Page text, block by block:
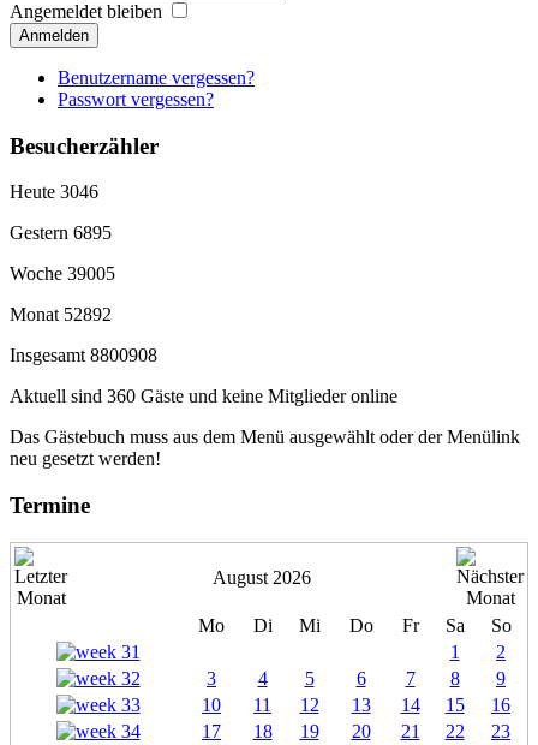
Angemeldet bleiben
Anmelden
Benutzername vergessen?
Passwort vergessen?
Besucherzähler
Heute 3046
Gestern 6895
Woche 39005
Monat 52892
Insgesamt 8800908
Aktuell sind 360 Gäste und keine Mitglieder online
Das Gästebuch muss aus dem Menü ausgewählt oder der Menülink
neu gesetzt werden!
Termine
August 2026
Mo Di Mi Do Fr Sa
So
1
2
3
4 5 6 7 8
9
10
11 12 13 14 15
16
17
18 19 20 21 22 23